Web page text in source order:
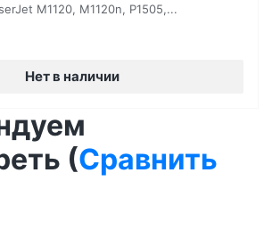
M1120, M1120n, P1505,...
Нет в наличии
(Сравнить